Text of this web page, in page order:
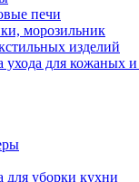
печи
морозильник
изделий
ухода для кожаных
для уборки кухни